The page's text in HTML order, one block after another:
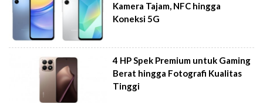
Kamera Tajam, NFC hingga
Koneksi 5G
4 HP Spek Premium untuk Gaming
Berat hingga Fotografi Kualitas
Tinggi